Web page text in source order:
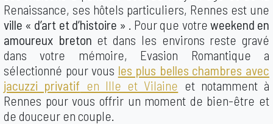
Renaissance, ses hôtels particuliers, Rennes est une
ville « d’art et d’histoire »
. Pour que votre weekend en
amoureux breton et dans les environs reste gravé
dans votre mémoire, Evasion Romantique a
sélectionné pour vous les plus belles chambres avec
jacuzzi privatif en Ille et Vilaine et notamment à
Rennes pour vous offrir un moment de bien-être et
de douceur en couple.